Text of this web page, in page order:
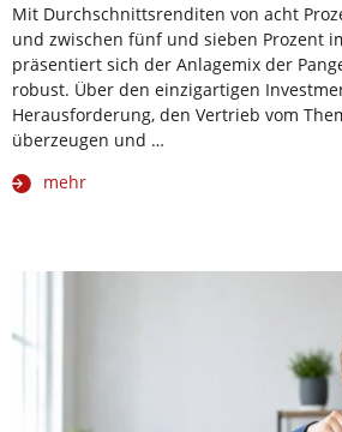
Mit Durchschnittsrenditen von acht
und zwischen fünf und sieben Prozent
präsentiert sich der Anlagemix der
robust. Über den einzigartigen
Herausforderung, den Vertrieb vom
überzeugen und …
mehr